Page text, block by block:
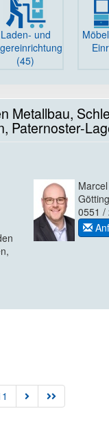
Laden- und
(45)
Metallbau,
0551 /